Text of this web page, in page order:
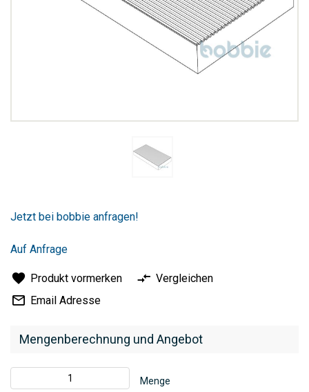
der
springen
Mengenberechnung und Angebot
Menge
Jetzt bei bobbie anfragen!
Auf Anfrage
Produkt vormerken
Vergleichen
Email Adresse